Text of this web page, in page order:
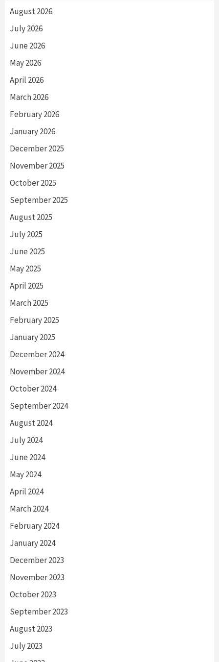
August 2026
July 2026
June 2026
May 2026
April 2026
March 2026
February 2026
January 2026
December 2025
November 2025
October 2025
September 2025
August 2025
July 2025
June 2025
May 2025
April 2025
March 2025
February 2025
January 2025
December 2024
November 2024
October 2024
September 2024
August 2024
July 2024
June 2024
May 2024
April 2024
March 2024
February 2024
January 2024
December 2023
November 2023
October 2023
September 2023
August 2023
July 2023